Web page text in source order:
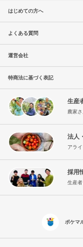
はじめての方へ
よくある質問
運営会社
特商法に基づく表記
生産
農家
法人
アラ
採用
生産
ポケマ